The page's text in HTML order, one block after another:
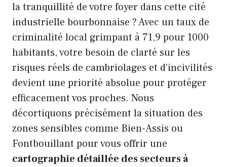
la tranquillité de votre foyer dans cette cité
industrielle bourbonnaise ? Avec un taux de
criminalité local grimpant à 71,9 pour 1000
habitants, votre besoin de clarté sur les
risques réels de cambriolages et d’incivilités
devient une priorité absolue pour protéger
efficacement vos proches. Nous
décortiquons précisément la situation des
zones sensibles comme Bien-Assis ou
Fontbouillant pour vous offrir une
cartographie détaillée des secteurs à